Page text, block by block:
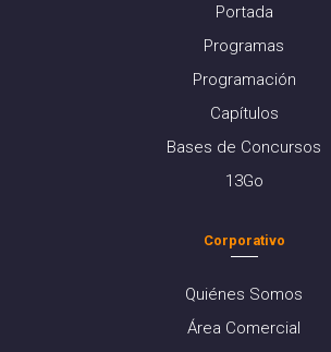
Portada
Programas
Programación
Capítulos
Bases de Concursos
13Go
Corporativo
Quiénes Somos
Área Comercial